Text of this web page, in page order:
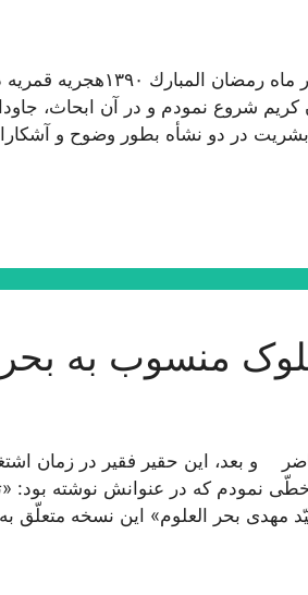
حقیر در بیست و پنج سال قبل
شروع نمودم و در آن ابحاث،
در دو نشأه بطور وضوح و
منسوب به بحر
و بعد، این حقیر فقیر در زمان
نمودم که در عنوانش نوشته بود:
مهدى بحر العلوم» این نسخه متعلّق